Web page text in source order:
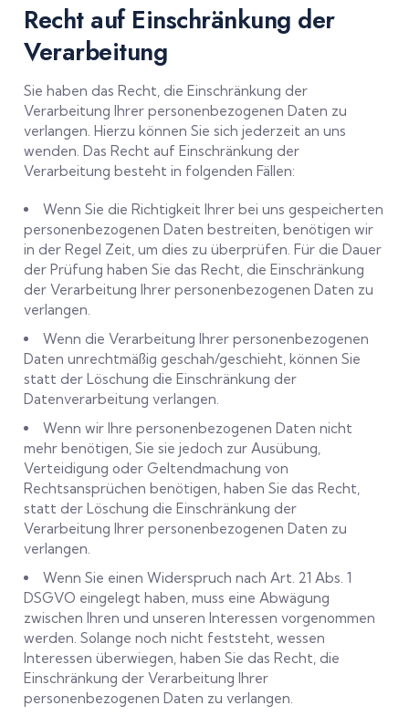
Recht auf Einschränkung der
Verarbeitung
Sie haben das Recht, die Einschränkung der
Verarbeitung Ihrer personenbezogenen Daten zu
verlangen. Hierzu können Sie sich jederzeit an uns
wenden. Das Recht auf Einschränkung der
Verarbeitung besteht in folgenden Fällen:
Wenn Sie die Richtigkeit Ihrer bei uns gespeicherten
personenbezogenen Daten bestreiten, benötigen wir
in der Regel Zeit, um dies zu überprüfen. Für die Dauer
der Prüfung haben Sie das Recht, die Einschränkung
der Verarbeitung Ihrer personenbezogenen Daten zu
verlangen.
Wenn die Verarbeitung Ihrer personenbezogenen
Daten unrechtmäßig geschah/geschieht, können Sie
statt der Löschung die Einschränkung der
Datenverarbeitung verlangen.
Wenn wir Ihre personenbezogenen Daten nicht
mehr benötigen, Sie sie jedoch zur Ausübung,
Verteidigung oder Geltendmachung von
Rechtsansprüchen benötigen, haben Sie das Recht,
statt der Löschung die Einschränkung der
Verarbeitung Ihrer personenbezogenen Daten zu
verlangen.
Wenn Sie einen Widerspruch nach Art. 21 Abs. 1
DSGVO eingelegt haben, muss eine Abwägung
zwischen Ihren und unseren Interessen vorgenommen
werden. Solange noch nicht feststeht, wessen
Interessen überwiegen, haben Sie das Recht, die
Einschränkung der Verarbeitung Ihrer
personenbezogenen Daten zu verlangen.